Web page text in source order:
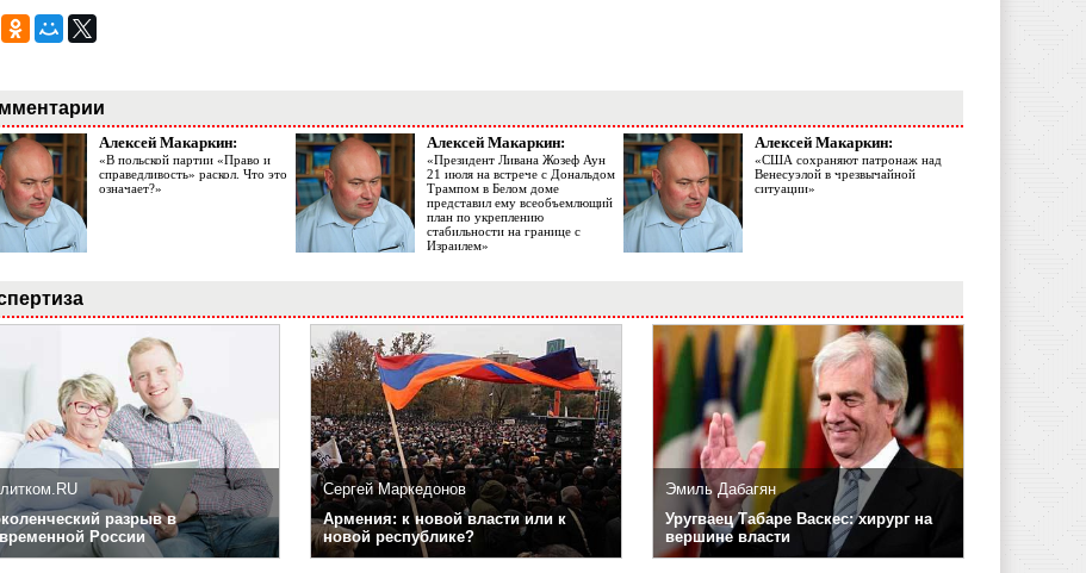
Алексей Макаркин:
«В польской партии «Право и
справедливость» раскол. Что это
означает?»
Алексей Макаркин:
«Президент Ливана Жозеф Аун
21 июля на встрече с Дональдом
Трампом в Белом доме
представил ему всеобъемлющий
план по укреплению
стабильности на границе с
Израилем»
Алексей Макаркин:
«США сохраняют патронаж над
Венесуэлой в чрезвычайной
ситуации»
разрыв в
России
Сергей Маркедонов
Армения: к новой власти или к
новой республике?
Эмиль Дабагян
Уругваец Табаре Васкес: хирург на
вершине власти